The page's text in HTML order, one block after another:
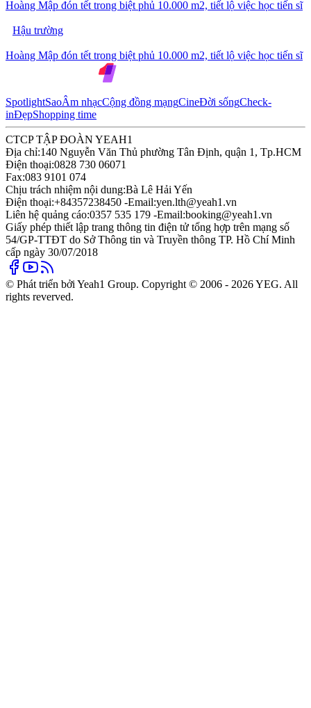
Hoàng Mập đón tết trong biệt phủ 10.000 m2, tiết lộ việc học tiến sĩ
Hậu trường
Hoàng Mập đón tết trong biệt phủ 10.000 m2, tiết lộ việc học tiến sĩ
SpotlightSaoÂm nhạcCộng đồng mạngCineĐời sốngCheck-
inĐẹpShopping time
CTCP TẬP ĐOÀN YEAH1
Địa chỉ:140 Nguyễn Văn Thủ phường Tân Định, quận 1, Tp.HCM
Điện thoại:0828 730 06071
Fax:083 9101 074
Chịu trách nhiệm nội dung:Bà Lê Hải Yến
Điện thoại:+84357238450 -Email:yen.lth@yeah1.vn
Liên hệ quảng cáo:0357 535 179 -Email:booking@yeah1.vn
Giấy phép thiết lập trang thông tin điện tử tổng hợp trên mạng số
54/GP-TTĐT do Sở Thông tin và Truyền thông TP. Hồ Chí Minh
cấp ngày 30/07/2018
© Phát triển bởi Yeah1 Group. Copyright © 2006 - 2026 YEG. All
rights reverved.